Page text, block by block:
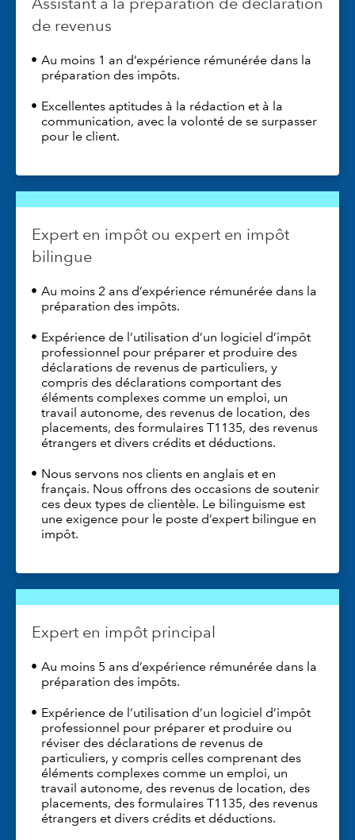
de revenus
Au moins 1 an d’expérience rémunérée dans la
préparation des impôts.
Excellentes aptitudes à la rédaction et à la
communication, avec la volonté de se surpasser
pour le client.
Expert en impôt ou expert en impôt
bilingue
Au moins 2 ans d’expérience rémunérée dans la
préparation des impôts.
Expérience de l’utilisation d’un logiciel d’impôt
professionnel pour préparer et produire des
déclarations de revenus de particuliers, y
compris des déclarations comportant des
éléments complexes comme un emploi, un
travail autonome, des revenus de location, des
placements, des formulaires T1135, des revenus
étrangers et divers crédits et déductions.
Nous servons nos clients en anglais et en
français. Nous offrons des occasions de soutenir
ces deux types de clientèle. Le bilinguisme est
une exigence pour le poste d’expert bilingue en
impôt.
Expert en impôt principal
Au moins 5 ans d’expérience rémunérée dans la
préparation des impôts.
Expérience de l’utilisation d’un logiciel d’impôt
professionnel pour préparer et produire ou
réviser des déclarations de revenus de
particuliers, y compris celles comprenant des
éléments complexes comme un emploi, un
travail autonome, des revenus de location, des
placements, des formulaires T1135, des revenus
étrangers et divers crédits et déductions.